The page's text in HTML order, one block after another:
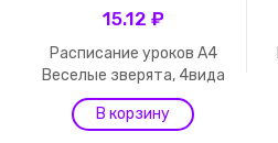
15.12 ₽
Расписание уроков А4
Веселые зверята, 4вида